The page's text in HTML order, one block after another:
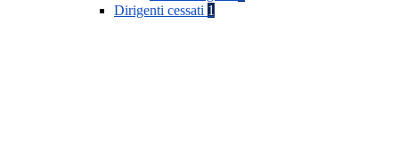
Dirigenti cessati 1